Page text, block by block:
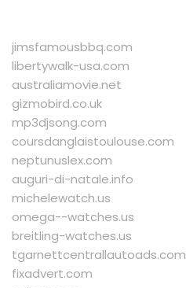
jimsfamousbbq.com
libertywalk-usa.com
australiamovie.net
gizmobird.co.uk
mp3djsong.com
coursdanglaistoulouse.com
neptunuslex.com
auguri-di-natale.info
michelewatch.us
omega--watches.us
breitling-watches.us
tgarnettcentrallautoads.com
fixadvert.com